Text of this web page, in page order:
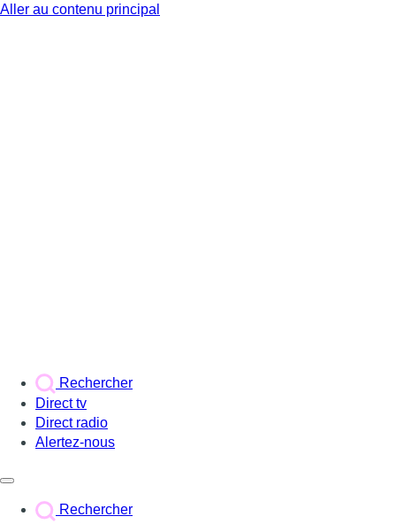
Aller au contenu principal
Rechercher
Direct tv
Direct radio
Alertez-nous
Rechercher